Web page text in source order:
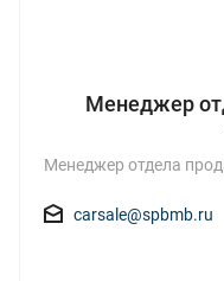
Менеджер
Менеджер отдела
carsale@spbmb.ru